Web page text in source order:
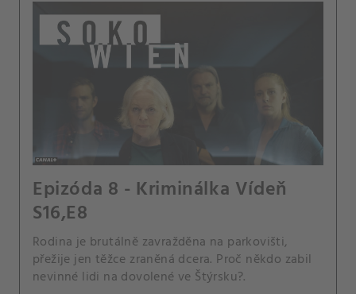
Epizóda 8 - Kriminálka Vídeň
S16,E8
Rodina je brutálně zavražděna na parkovišti,
přežije jen těžce zraněná dcera. Proč někdo zabil
nevinné lidi na dovolené ve Štýrsku?.